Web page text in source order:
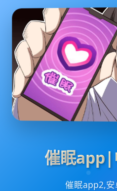
催眠app|
催眠app2,安